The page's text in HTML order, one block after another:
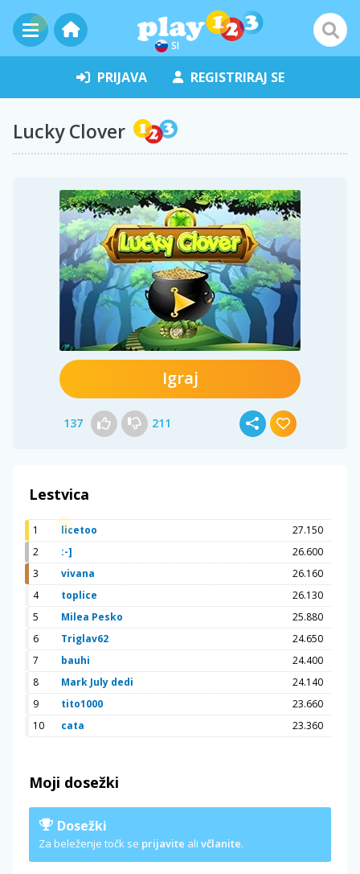
SI
PRIJAVA REGISTRIRAJ SE
Lucky Clover
Igraj
137 211
Lestvica
1 licetoo
27.150
2
:-]
26.600
3
vivana
26.160
4
toplice
26.130
5
Milea Pesko
25.880
6
Triglav62
24.650
7
bauhi
24.400
8
Mark July dedi
24.140
9
tito1000
23.660
10
cata 23.360
Moji dosežki
Dosežki
Za beleženje točk se prijavite ali včlanite.